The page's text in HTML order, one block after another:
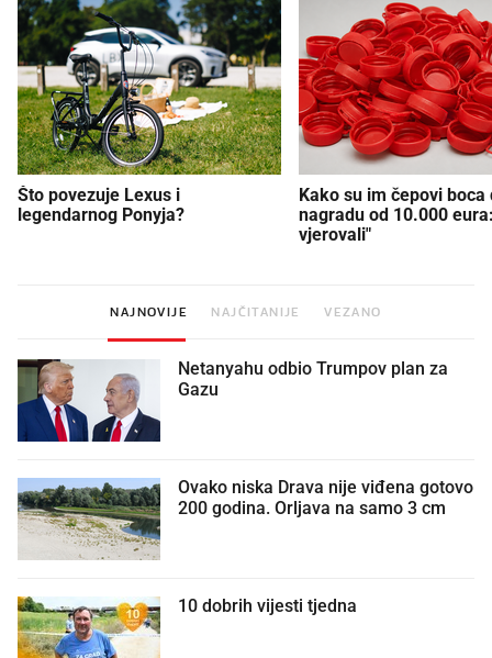
Što povezuje Lexus i
legendarnog Ponyja?
Kako su im čepovi boca
nagradu od 10.000
vjerovali"
NAJNOVIJE NAJČITANIJE VEZANO
Netanyahu odbio Trumpov plan za
Gazu
Ovako niska Drava nije viđena gotovo
200 godina. Orljava na samo 3 cm
10 dobrih vijesti tjedna